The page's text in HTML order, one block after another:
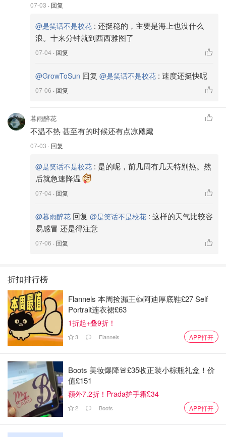
07-03 · 回复
@是笑话不是校花 : 还挺稳的，主要是海上也没什么
浪。十来分钟就到西西雅图了
07-04 · 回复
@GrowToSun 回复 @是笑话不是校花 : 速度还挺快呢
07-06 · 回复
暮雨醉花
不温不热 甚至有的时候还有点凉飕飕
07-03 · 回复
@是笑话不是校花 : 是的呢，前几周有几天特别热。然
后就急速降温
07-04 · 回复
@暮雨醉花 回复 @是笑话不是校花 : 这样的天气比较容
易感冒 还是得注意
07-06 · 回复
折扣排行榜
Flannels 本周捡漏王👍阿迪厚底鞋£27 Self
Portrait连衣裙£63
1折起+叠9折！
3 Flannels APP打开
Boots 美妆爆降🚨£35收正装小棕瓶礼盒！价
值£151
额外7.2折！Prada护手霜£34
2 Boots APP打开